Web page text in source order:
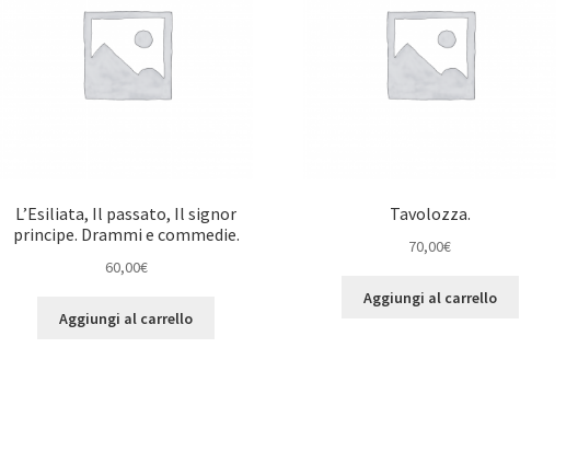
L’Esiliata, Il passato, Il signor
principe. Drammi e commedie.
60,00€
Aggiungi al carrello
Tavolozza.
70,00€
Aggiungi al carrello